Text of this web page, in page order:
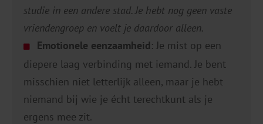
studie in een andere stad. Je hebt nog geen vaste
vriendengroep en voelt je daardoor alleen.
Emotionele eenzaamheid: Je mist op een
diepere laag verbinding met iemand. Je bent
misschien niet letterlijk alleen, maar je hebt
niemand bij wie je écht terechtkunt als je
ergens mee zit.